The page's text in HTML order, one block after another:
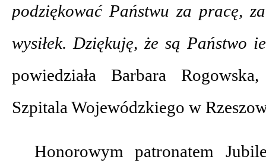
podziękować Państwu za pracę,
wysiłek. Dziękuję, że są Państwo
powiedziała Barbara
Szpitala Wojewódzkiego w
Honorowym patronatem